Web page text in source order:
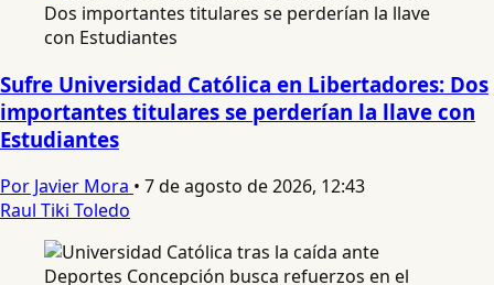
Sufre Universidad Católica en Libertadores: Dos
importantes titulares se perderían la llave con
Estudiantes
Por Javier Mora • 7 de agosto de 2026, 12:43
Raul Tiki Toledo